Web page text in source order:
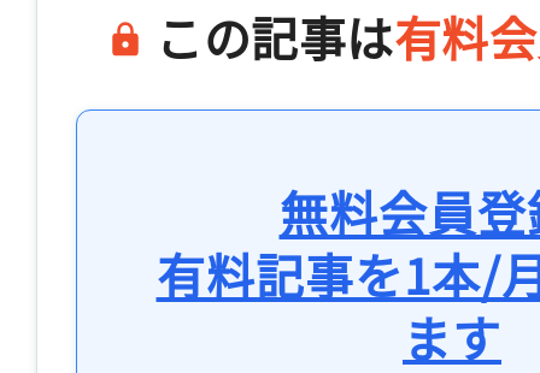
この記事は有料
無料会員
有料記事を1本/
ます